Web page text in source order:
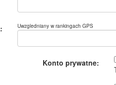
Uwzgledniany w rankingach GPS
Konto prywatne: